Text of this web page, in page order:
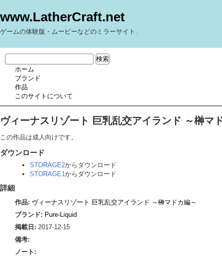
www.LatherCraft.net
ゲームの体験版・ムービーなどのミラーサイト.
ホーム
ブランド
作品
このサイトについて
ヴィーナスリゾート 巨乳乱交アイランド ～榊マ
この作品は成人向けです。
ダウンロード
STORAGE2からダウンロード
STORAGE1からダウンロード
詳細
作品: ヴィーナスリゾート 巨乳乱交アイランド ～榊マドカ編～
ブランド: Pure-Liquid
掲載日: 2017-12-15
備考:
ノート: